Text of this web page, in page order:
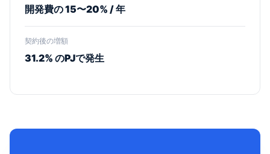
開発費の 15〜20% / 年
契約後の増額
31.2% のPJで発生